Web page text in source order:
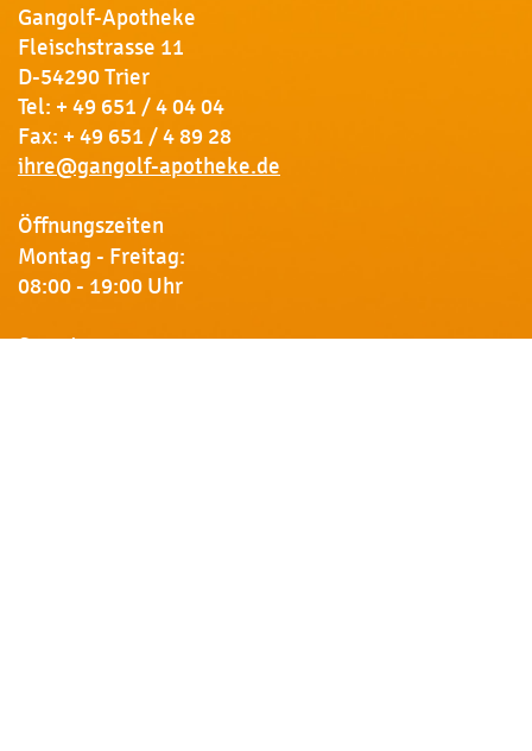
Gangolf-Apotheke
Fleischstrasse 11
D-54290 Trier
Tel: + 49 651 / 4 04 04
Fax: + 49 651 / 4 89 28
ihre@gangolf-apotheke.de
Öffnungszeiten
Montag - Freitag:
08:00 - 19:00 Uhr
Samstag: